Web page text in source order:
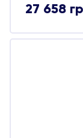
27 658